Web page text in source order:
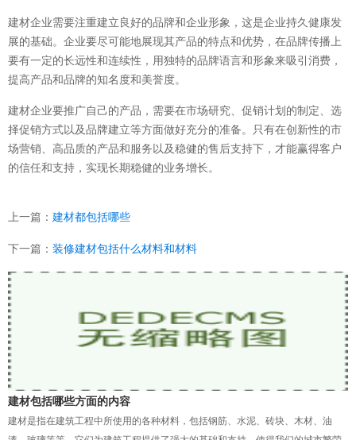
建材企业需要注重建立良好的品牌和企业形象，这是企业持久健康发
展的基础。企业要尽可能地展现其产品的特点和优势，在品牌传播上
要有一定的长远性和连续性，用独特的品牌语言和形象来吸引消费，
提高产品和品牌的知名度和美誉度。
建材企业要推广自己的产品，需要在市场研究、促销计划的制定、选
择促销方式以及品牌建立等方面做好充分的准备。只有在创新性的市
场营销、高品质的产品和服务以及稳健的售后支持下，才能赢得客户
的信任和支持，实现长期稳健的业务增长。
上一篇： 建材都包括哪些
下一篇： 装修建材包括什么材料和材料
建材包括哪些方面的内容
建材是指在建筑工程中所使用的各种材料，包括钢筋、水泥、砖块、木材、油